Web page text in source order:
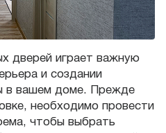
дверей играет важную
и создании
в вашем доме. Прежде
необходимо провести
чтобы выбрать